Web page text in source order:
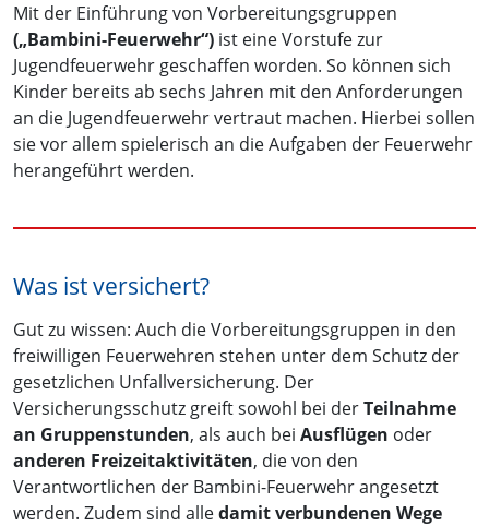
Mit der Einführung von Vorbereitungsgruppen
(„Bambini-Feuerwehr“) ist eine Vorstufe zur
Jugendfeuerwehr geschaffen worden. So können sich
Kinder bereits ab sechs Jahren mit den Anforderungen
an die Jugendfeuerwehr vertraut machen. Hierbei sollen
sie vor allem spielerisch an die Aufgaben der Feuerwehr
herangeführt werden.
Was ist versichert?
Gut zu wissen: Auch die Vorbereitungsgruppen in den
freiwilligen Feuerwehren stehen unter dem Schutz der
gesetzlichen Unfallversicherung. Der
Versicherungsschutz greift sowohl bei derTeilnahme
an Gruppenstunden, als auch bei Ausflügen oder
anderen Freizeitaktivitäten, die von den
Verantwortlichen der Bambini-Feuerwehr angesetzt
werden. Zudem sind alledamit verbundenen Wege